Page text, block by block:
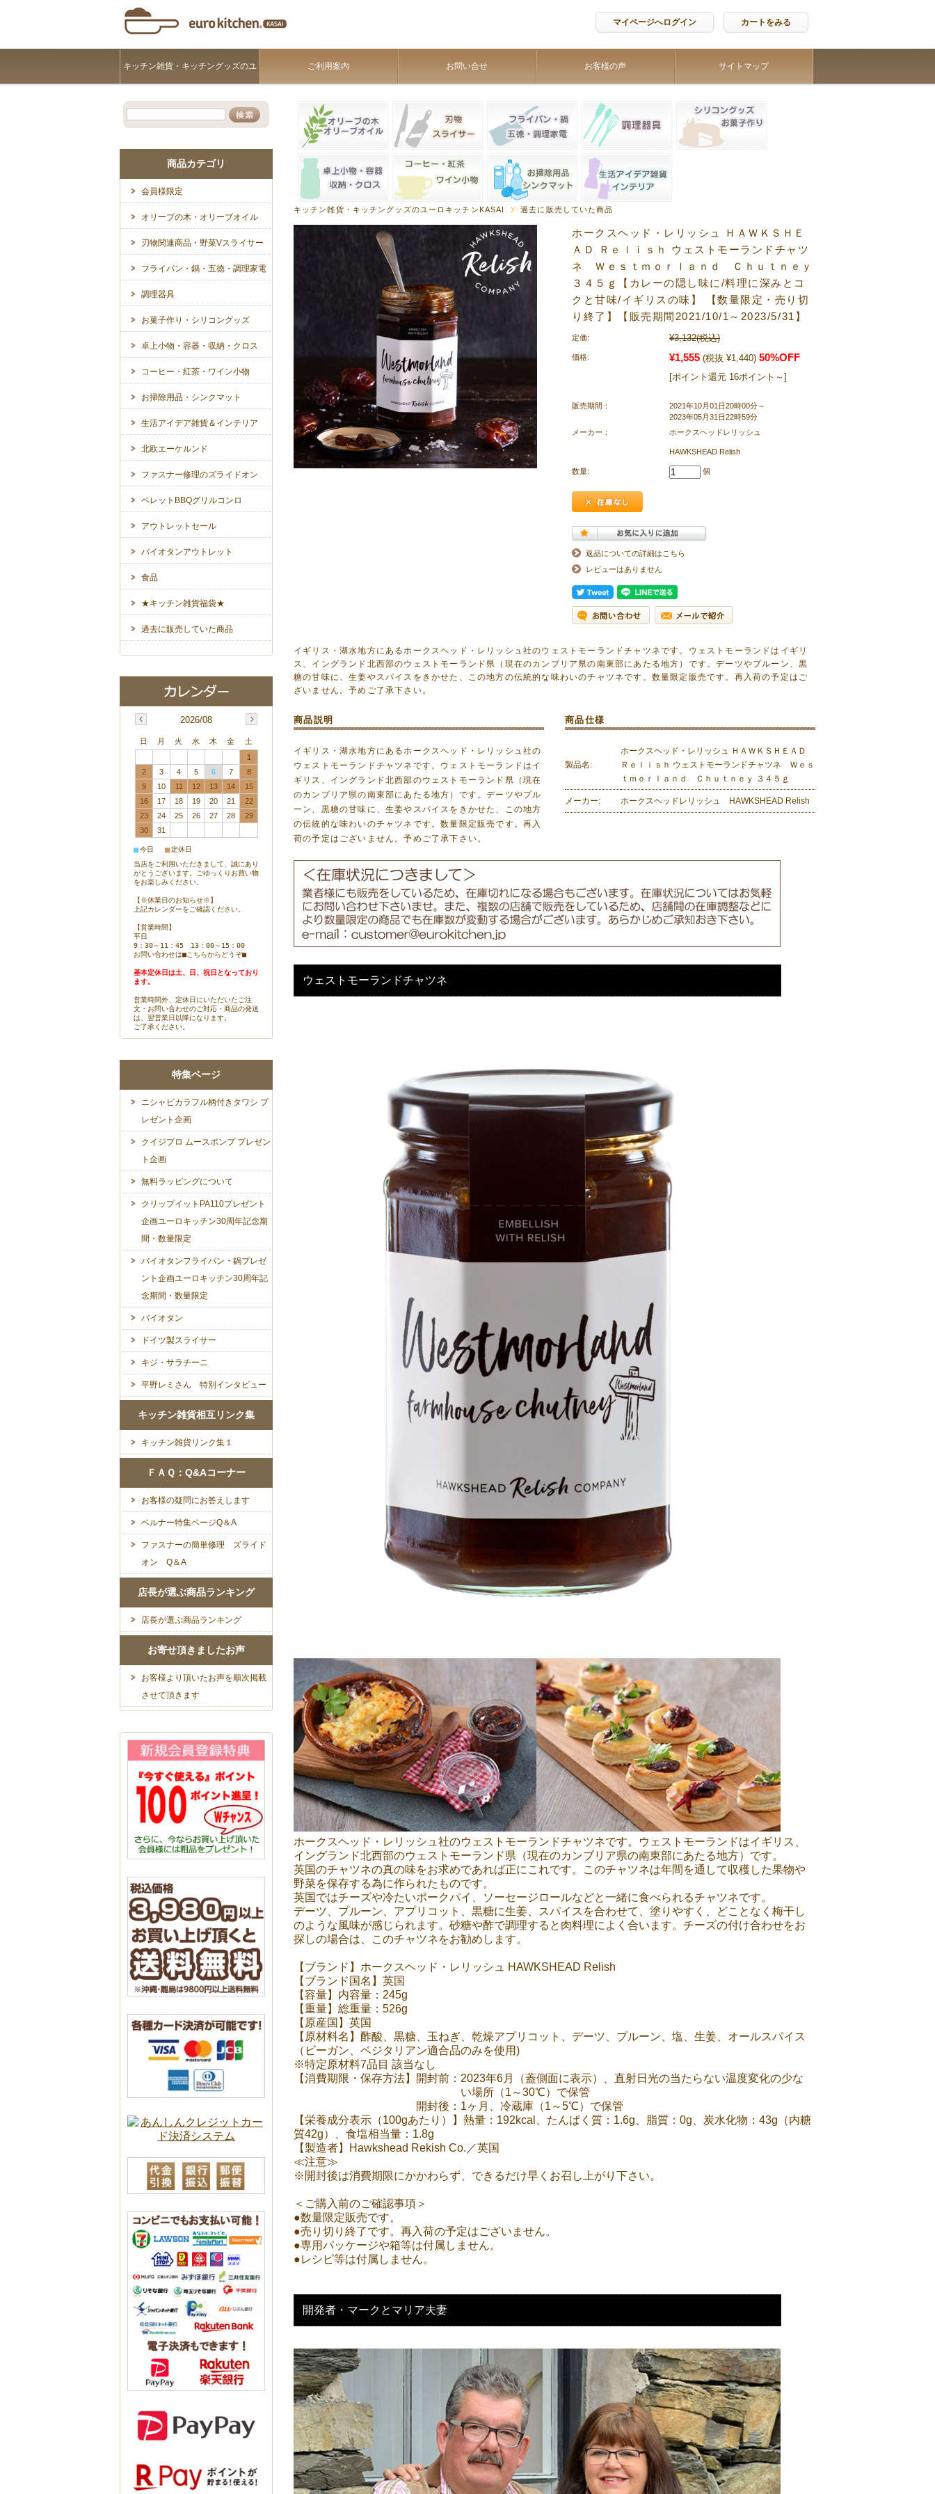
マイページへログイン カートをみる
キッチン雑貨・キッチングッズのユ
ーロキッチンKASAI
ご利用案内 お問い合せ お客様の声 サイトマップ
キッチン雑貨・キッチングッズのユーロキッチンKASAI 過去に販売していた商品
ホークスヘッド・レリッシュ ＨＡＷＫＳＨＥ
ＡＤ Ｒｅｌｉｓｈ ウェストモーランドチャツ
ネ Ｗｅｓｔｍｏｒｌａｎｄ Ｃｈｕｔｎｅｙ
３４５ｇ【カレーの隠し味に/料理に深みとコ
クと甘味/イギリスの味】 【数量限定・売り切
り終了】【販売期間2021/10/1～2023/5/31】
定価: ¥3,132(税込)
価格: ¥1,555 (税抜 ¥1,440) 50%OFF
[ポイント還元 16ポイント～]
販売期間：
2021年10月01日20時00分～
2023年05月31日22時59分
メーカー：
ホークスヘッドレリッシュ
HAWKSHEAD Relish
数量: 個
返品についての詳細はこちら
レビューはありません
イギリス・湖水地方にあるホークスヘッド・レリッシュ社のウェストモーランドチャツネです。ウェストモーランドはイギリ
ス、イングランド北西部のウェストモーランド県（現在のカンブリア県の南東部にあたる地方）です。デーツやプルーン、黒
糖の甘味に、生姜やスパイスをきかせた、この地方の伝統的な味わいのチャツネです。数量限定販売です。再入荷の予定はご
ざいません。予めご了承下さい。
商品説明
イギリス・湖水地方にあるホークスヘッド・レリッシュ社の
ウェストモーランドチャツネです。ウェストモーランドはイ
ギリス、イングランド北西部のウェストモーランド県（現在
のカンブリア県の南東部にあたる地方）です。デーツやプル
ーン、黒糖の甘味に、生姜やスパイスをきかせた、この地方
の伝統的な味わいのチャツネです。数量限定販売です。再入
荷の予定はございません。予めご了承下さい。
商品仕様
製品名:
ホークスヘッド・レリッシュ ＨＡＷＫＳＨＥＡＤ
Ｒｅｌｉｓｈ ウェストモーランドチャツネ Ｗｅｓ
ｔｍｏｒｌａｎｄ Ｃｈｕｔｎｅｙ ３４５ｇ
メーカー: ホークスヘッドレリッシュ HAWKSHEAD Relish
ウェストモーランドチャツネ
ホークスヘッド・レリッシュ社のウェストモーランドチャツネです。ウェストモーランドはイギリス、
イングランド北西部のウェストモーランド県（現在のカンブリア県の南東部にあたる地方）です。
英国のチャツネの真の味をお求めであれば正にこれです。このチャツネは年間を通して収穫した果物や
野菜を保存する為に作られたものです。
英国ではチーズや冷たいポークパイ、ソーセージロールなどと一緒に食べられるチャツネです。
デーツ、プルーン、アプリコット、黒糖に生姜、スパイスを合わせて、塗りやすく、どことなく梅干し
のような風味が感じられます。砂糖や酢で調理すると肉料理によく合います。チーズの付け合わせをお
探しの場合は、このチャツネをお勧めします。
【ブランド】ホークスヘッド・レリッシュ HAWKSHEAD Relish
【ブランド国名】英国
【容量】内容量：245g
【重量】総重量：526g
【原産国】英国
【原材料名】酢酸、黒糖、玉ねぎ、乾燥アプリコット、デーツ、プルーン、塩、生姜、オールスパイス
（ビーガン、ベジタリアン適合品のみを使用)
※特定原材料7品目 該当なし
【消費期限・保存方法】開封前：2023年6月（蓋側面に表示）、直射日光の当たらない温度変化の少な
い場所（1～30℃）で保管
開封後：1ヶ月、冷蔵庫（1～5℃）で保管
【栄養成分表示（100gあたり）】熱量：192kcal、たんぱく質：1.6g、脂質：0g、炭水化物：43g（内糖
質42g）、食塩相当量：1.8g
【製造者】Hawkshead Rekish Co.／英国
≪注意≫
※開封後は消費期限にかかわらず、できるだけ早くお召し上がり下さい。
＜ご購入前のご確認事項＞
●数量限定販売です。
●売り切り終了です。再入荷の予定はございません。
●専用パッケージや箱等は付属しません。
●レシピ等は付属しません。
開発者・マークとマリア夫妻
商品カテゴリ
会員様限定
オリーブの木・オリーブオイル
刃物関連商品・野菜Vスライサー
フライパン・鍋・五徳・調理家電
調理器具
お菓子作り・シリコングッズ
卓上小物・容器・収納・クロス
コーヒー・紅茶・ワイン小物
お掃除用品・シンクマット
生活アイデア雑貨＆インテリア
北欧エーケルンド
ファスナー修理のズライドオン
ペレットBBQグリルコンロ
アウトレットセール
バイオタンアウトレット
食品
★キッチン雑貨福袋★
過去に販売していた商品
2026/08
日 月 火 水 木 金
土
1
2
3 4 5 6 7
8
9
10 11 12 13 14
15
16
17 18 19 20 21
22
23
24 25 26 27 28
29
30
31
■今日 ■定休日
当店をご利用いただきまして、誠にあり
がとうございます。ごゆっくりお買い物
をお楽しみください。
【※休業日のお知らせ※】
上記カレンダーをご確認ください。
【営業時間】
平日
9：30～11：45 13：00～15：00
お問い合わせは■こちらからどうぞ■
基本定休日は土、日、祝日となっており
ます。
営業時間外、定休日にいただいたご注
文・お問い合わせのご対応・商品の発送
は、翌営業日以降になります。
ご了承ください。
特集ページ
ニシャビカラフル柄付きタワシ プ
レゼント企画
クイジプロ ムースポンプ プレゼン
ト企画
無料ラッピングについて
クリップイットPA110プレゼント
企画ユーロキッチン30周年記念期
間・数量限定
バイオタンフライパン・鍋プレゼ
ント企画ユーロキッチン30周年記
念期間・数量限定
バイオタン
ドイツ製スライサー
キジ・サラチーニ
平野レミさん 特別インタビュー
キッチン雑貨相互リンク集
キッチン雑貨リンク集１
ＦＡＱ：Q&Aコーナー
お客様の疑問にお答えします
ベルナー特集ページQ＆A
ファスナーの簡単修理 ズライド
オン Q＆A
店長が選ぶ商品ランキング
店長が選ぶ商品ランキング
お寄せ頂きましたお声
お客様より頂いたお声を順次掲載
させて頂きます